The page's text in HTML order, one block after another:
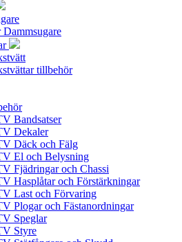
tillbehör
Bandsatser
Dekaler
Däck och Fälg
El och Belysning
Fjädringar och Chassi
Hasplåtar och Förstärkningar
Last och Förvaring
Plogar och Fästanordningar
Speglar
Styre